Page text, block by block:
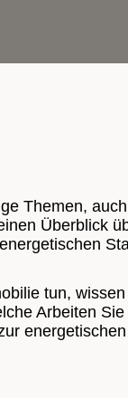
Themen,
Überblick
tun,
Arbeiten